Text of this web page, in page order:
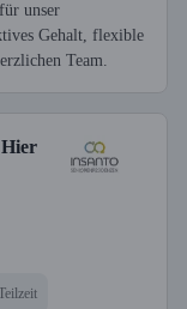
unser
Gehalt, flexible
Team.